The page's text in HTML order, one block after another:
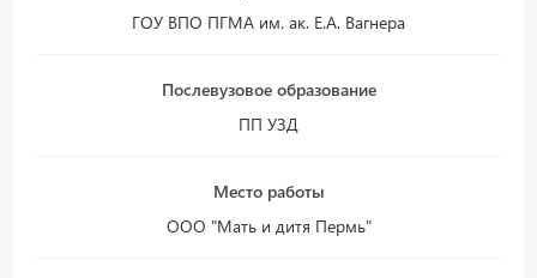
ГОУ ВПО ПГМА им. ак. Е.А. Вагнера
Послевузовое образование
ПП УЗД
Место работы
ООО "Мать и дитя Пермь"